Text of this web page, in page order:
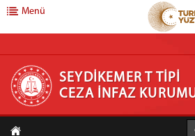
SEYDİKEMER T TİPİ CEZA İNFAZ
ANASAYFA
Menü
SEYDİKEMER T TİPİ
CEZA İNFAZ